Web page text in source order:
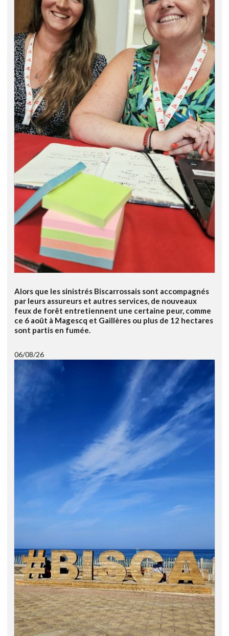
Alors que les sinistrés Biscarrossais sont accompagnés
par leurs assureurs et autres services, de nouveaux
feux de forêt entretiennent une certaine peur, comme
ce 6 août à Magescq et Gaillères ou plus de 12 hectares
sont partis en fumée.
06/08/26